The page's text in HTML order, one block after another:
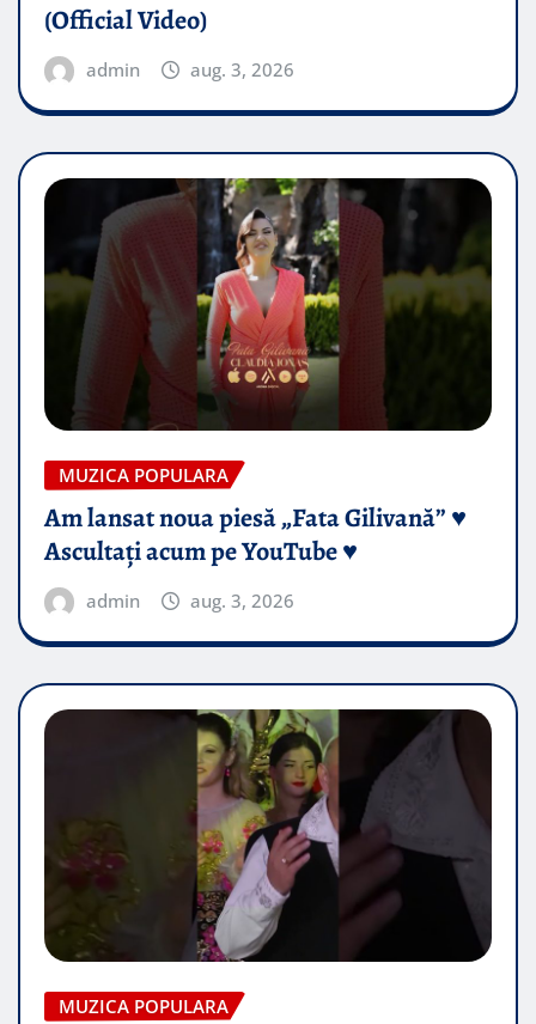
(Official Video)
admin aug. 3, 2026
MUZICA POPULARA
Am lansat noua piesă „Fata Gilivană” ♥️
Ascultați acum pe YouTube ♥️
admin aug. 3, 2026
MUZICA POPULARA